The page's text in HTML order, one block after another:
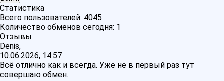
Статистика
Всего пользователей: 4045
Количество обменов сегодня: 1
Отзывы
Denis,
10.06.2026, 14:57
Всё отлично как и всегда. Уже не в первый раз тут
совершаю обмен.